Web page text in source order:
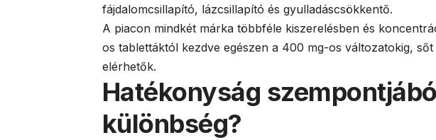
fájdalomcsillapító, lázcsillapító és gyulladáscsökkentő.
A piacon mindkét márka többféle kiszerelésben és
os tablettáktól kezdve egészen a 400 mg-os változatokig,
elérhetők.
Hatékonyság
különbség?